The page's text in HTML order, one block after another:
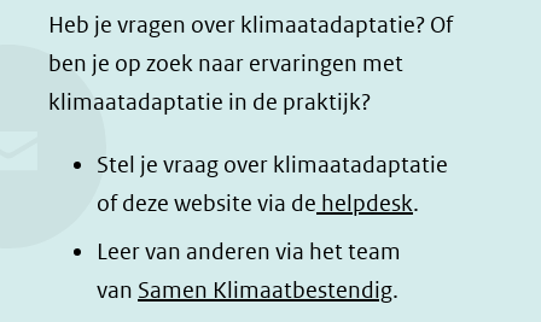
a
b
o
o
(opent
in
i
d
I
(opent
in
h
t
a
p
(opent
in
n
d
l
e
o
p
Heb je vragen over klimaatadaptatie? Of
ben je op zoek naar ervaringen met
klimaatadaptatie in de praktijk?
Stel je vraag over klimaatadaptatie
of deze website via de helpdesk.
Leer van anderen via het team
van Samen Klimaatbestendig.